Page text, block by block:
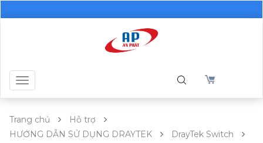
Toggle
navigation
Trang chủ
Hỗ trợ
HƯỚNG DẪN SỬ DỤNG DRAYTEK
DrayTek Switch